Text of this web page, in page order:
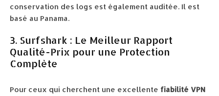
conservation des logs est également auditée. Il est
basé au Panama.
3. Surfshark : Le Meilleur Rapport
Qualité-Prix pour une Protection
Complète
Pour ceux qui cherchent une excellente fiabilité VPN